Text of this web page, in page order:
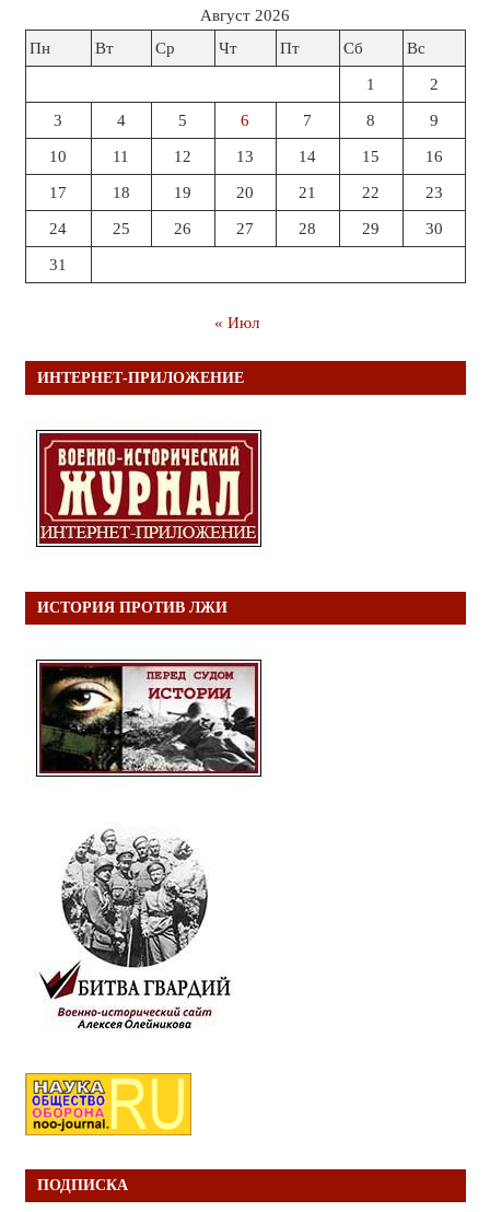
Август 2026
Пн
Вт Ср Чт Пт Сб Вс
1 2
3 4 5 6 7 8 9
10 11 12 13 14 15 16
17 18 19 20 21 22 23
24 25 26 27 28 29 30
31
« Июл
ИНТЕРНЕТ-ПРИЛОЖЕНИЕ
ИСТОРИЯ ПРОТИВ ЛЖИ
ПОДПИСКА